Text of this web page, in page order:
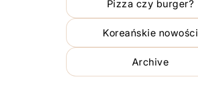
Pizza czy burger?
Koreańskie nowości
Archive